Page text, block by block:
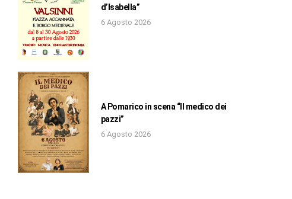
d’Isabella”
6 Agosto 2026
A Pomarico in scena “Il medico dei
pazzi”
6 Agosto 2026